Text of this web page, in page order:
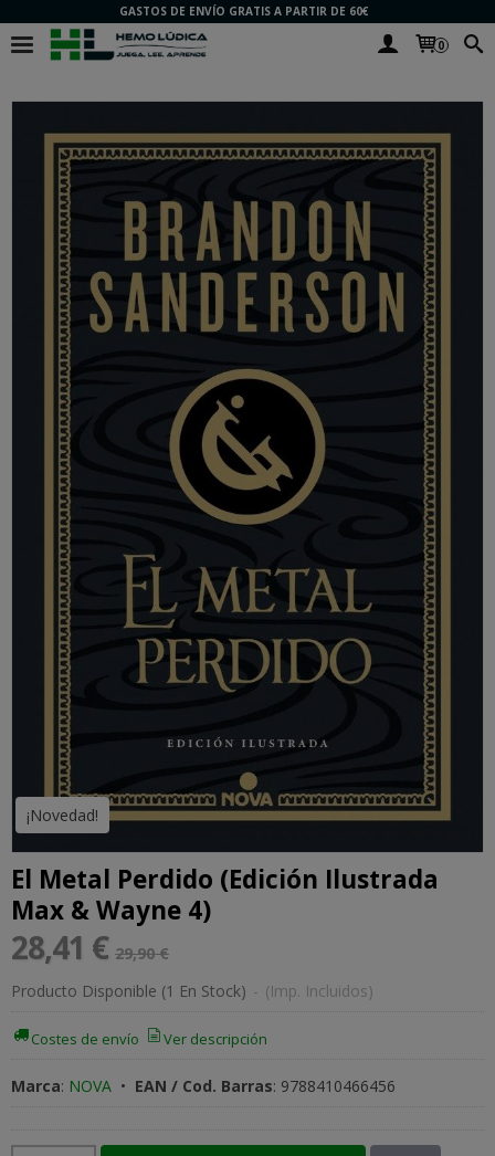
GASTOS DE ENVÍO GRATIS A PARTIR DE 60€
0
¡Novedad!
El Metal Perdido (Edición Ilustrada
Max & Wayne 4)
28,41 € 29,90 €
Producto Disponible (1 En Stock) - (Imp. Incluidos)
Costes de envío Ver descripción
Marca: NOVA • EAN / Cod. Barras: 9788410466456